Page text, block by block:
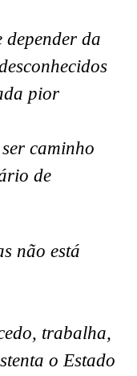
depender da
pior
caminho
de
não está
trabalha,
o Estado